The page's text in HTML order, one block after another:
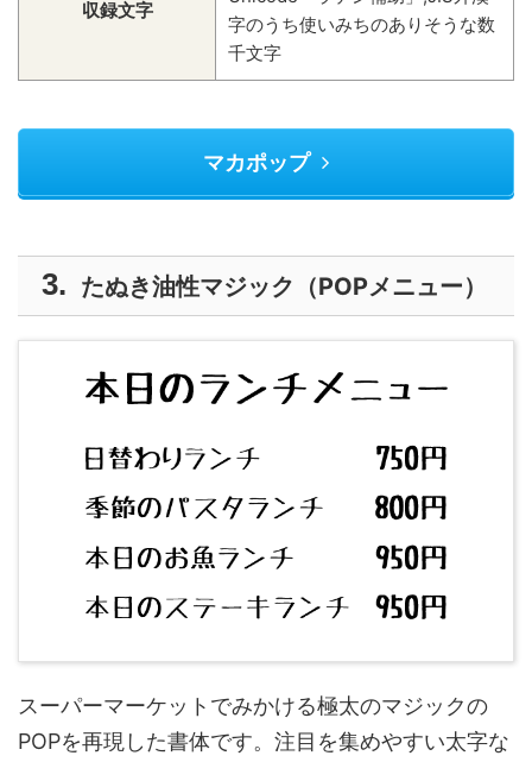
収録文字
字のうち使いみちのありそうな数
千文字
マカポップ
たぬき油性マジック（POPメニュー）
スーパーマーケットでみかける極太のマジックの
POPを再現した書体です。注目を集めやすい太字な